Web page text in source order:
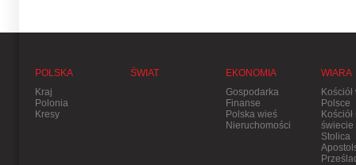
POLSKA
Kraj
Polonia
Kresy
ŚWIAT
EKONOMIA
Gospodarka
Finanse
Polska wieś
Nieruchomości
WIARA
Kościół
Polsce
Kościół
świecie
Stolica